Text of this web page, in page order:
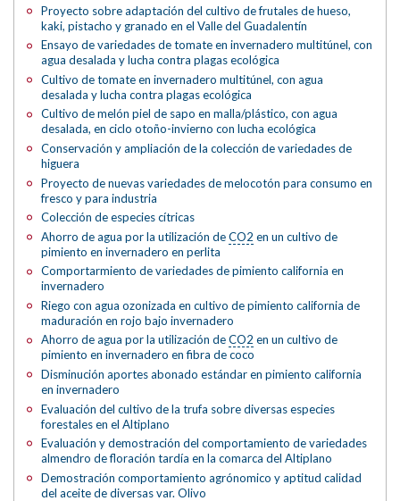
Proyecto sobre adaptación del cultivo de frutales de hueso,
kaki, pistacho y granado en el Valle del Guadalentín
Ensayo de variedades de tomate en invernadero multitúnel, con
agua desalada y lucha contra plagas ecológica
Cultivo de tomate en invernadero multitúnel, con agua
desalada y lucha contra plagas ecológica
Cultivo de melón piel de sapo en malla/plástico, con agua
desalada, en ciclo otoño-invierno con lucha ecológica
Conservación y ampliación de la colección de variedades de
higuera
Proyecto de nuevas variedades de melocotón para consumo en
fresco y para industria
Colección de especies cítricas
Ahorro de agua por la utilización deCO2 en un cultivo de
pimiento en invernadero en perlita
Comportarmiento de variedades de pimiento california en
invernadero
Riego con agua ozonizada en cultivo de pimiento california de
maduración en rojo bajo invernadero
Ahorro de agua por la utilización deCO2 en un cultivo de
pimiento en invernadero en fibra de coco
Disminución aportes abonado estándar en pimiento california
en invernadero
Evaluación del cultivo de la trufa sobre diversas especies
forestales en el Altiplano
Evaluación y demostración del comportamiento de variedades
almendro de floración tardía en la comarca del Altiplano
Demostración comportamiento agrónomico y aptitud calidad
del aceite de diversas var. Olivo